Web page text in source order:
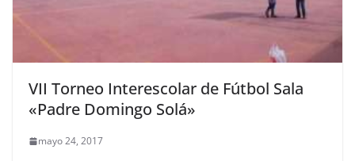
VII Torneo Interescolar de Fútbol Sala
«Padre Domingo Solá»
mayo 24, 2017